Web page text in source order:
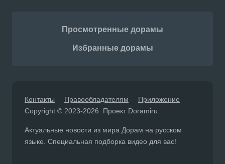
Просмотренные дорамы
Избранные дорамы
Контакты Правообладателям
Приложение
Copyright © 2023-2026. Проект Doramiru.
Актуальные новости из мира Дорам на русском
языке. Специальная подборка видео для вас!